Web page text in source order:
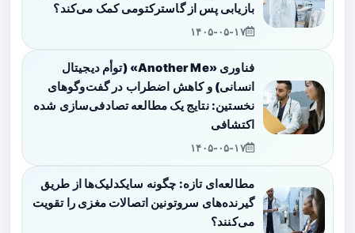
بازیابی پس از گاسترکتومی کمک می‌کند؟
۱۴۰۵-۰۵-۱۷
فناوری «Another Me» (توأم دیجیتال
انسانی) و کاهش اضطراب در گفت‌وگوهای
نخستین: نتایج یک مطالعه تصادفی‌سازی شده
اکتشافی
۱۴۰۵-۰۵-۱۷
مطالعه‌ای تازه: چگونه سایکدلیک‌ها از طریق
گیرنده‌های سروتونین اتصالات مغزی را تقویت
می‌کنند؟